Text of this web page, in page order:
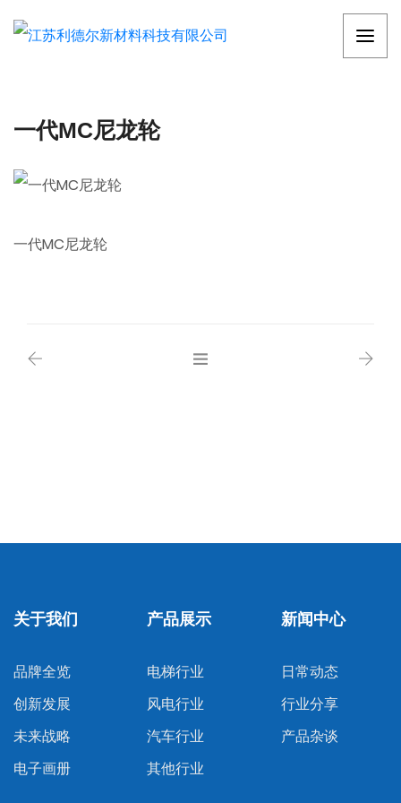
一代MC尼龙轮
一代MC尼龙轮
关于我们
品牌全览
创新发展
未来战略
电子画册
产品展示
电梯行业
风电行业
汽车行业
其他行业
新闻中心
日常动态
行业分享
产品杂谈